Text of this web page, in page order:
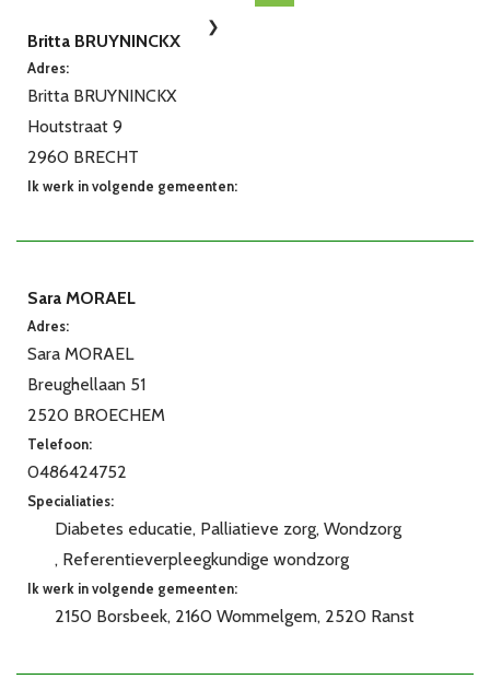
Britta BRUYNINCKX
Adres:
Britta BRUYNINCKX
Houtstraat 9
2960 BRECHT
Ik werk in volgende gemeenten:
Sara MORAEL
Adres:
Sara MORAEL
Breughellaan 51
2520 BROECHEM
Telefoon:
0486424752
Specialiaties:
Diabetes educatie Palliatieve zorg Wondzorg
Referentieverpleegkundige wondzorg
Ik werk in volgende gemeenten:
2150 Borsbeek 2160 Wommelgem 2520 Ranst